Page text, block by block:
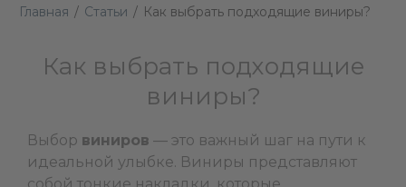
Главная / Статьи / Как выбрать подходящие виниры?
Как выбрать подходящие
виниры?
Выбор виниров — это важный шаг на пути к
идеальной улыбке. Виниры представляют